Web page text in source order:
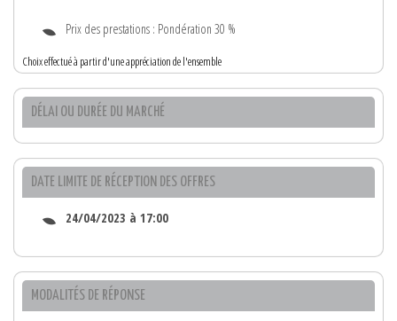
Prix des prestations : Pondération 30 %
Choix effectué à partir d'une appréciation de l'ensemble
DÉLAI OU DURÉE DU MARCHÉ
DATE LIMITE DE RÉCEPTION DES OFFRES
24/04/2023 à 17:00
MODALITÉS DE RÉPONSE